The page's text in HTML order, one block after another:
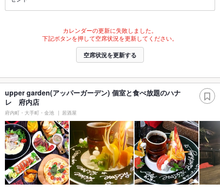
カレンダーの更新に失敗しました。
下記ボタンを押して空席状況を更新してください。
空席状況を更新する
upper garden(アッパーガーデン) 個室と食べ放題のハナ
レ 府内店
府内町・大手町・金池 居酒屋